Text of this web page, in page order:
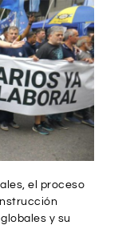
el proceso
y su